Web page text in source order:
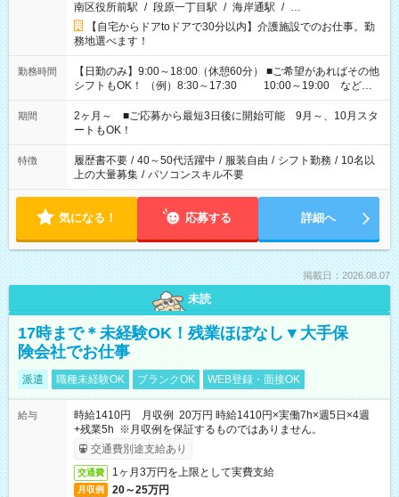
南区役所前駅 / 段原一丁目駅 / 海岸通駅 / …
【自宅からドアtoドアで30分以内】介護施設でのお仕事。勤
務地選べます！
勤務時間
【日勤のみ】9:00～18:00（休憩60分） ■ご希望があればその他
シフトもOK！ （例）8:30～17:30 10:00～19:00 など
「家族とお休みを合わせたい」 「できれば残業はしたくない」
など、あなたのご希望に沿ったお仕事をご紹介します！ ※Wワ
ーク希望の方へ 今ご覧のお仕事で希望する勤務時間と、もう1つ
のお仕事の勤務時間。 合計で週40時間を超える場合は応募でき
ません
期間
2ヶ月～ ■ご応募から最短3日後に開始可能 9月～、10月スタ
ートもOK！
特徴 履歴書不要 / 40～50代活躍中 / 服装自由 / シフト勤務 / 10名以
上の大量募集 / パソコンスキル不要
気になる！ 応募する 詳細へ
掲載日：2026.08.07
未読
17時まで＊未経験OK！残業ほぼなし▼大手保
険会社でお仕事
派遣 職種未経験OK ブランクOK WEB登録・面接OK
給与
時給1410円 月収例 20万円 時給1410円×実働7h×週5日×4週
+残業5h ※月収例を保証するものではありません。
交通費別途支給あり
交通費 1ヶ月3万円を上限として実費支給
月収例 20～25万円